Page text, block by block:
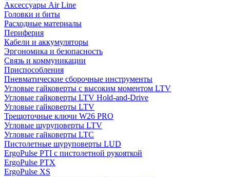
Аксессуары Air Line
Головки и биты
Расходные материалы
Периферия
Кабели и аккумуляторы
Эргономика и безопасность
Связь и коммуникации
Приспособления
Пневматические сборочные инструменты
Угловые гайковерты с высоким моментом LTV
Угловые гайковерты LTV Hold-and-Drive
Угловые гайковерты LTV
Трещоточные ключи W26 PRO
Угловые шуруповерты LTV
Угловые гайковерты LTC
Пистолетные шуруповерты LUD
ErgoPulse PTI с пистолетной рукояткой
ErgoPulse PTX
ErgoPulse XS